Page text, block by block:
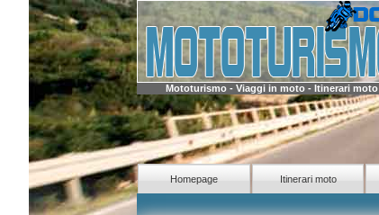
Mototurismo - Viaggi in moto - Itinerari moto
Homepage Itinerari moto